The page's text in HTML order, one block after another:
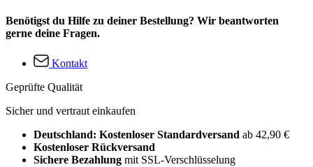
Benötigst du Hilfe zu deiner Bestellung? Wir beantworten
gerne deine Fragen.
Kontakt
Geprüfte Qualität
Sicher und vertraut einkaufen
Deutschland: Kostenloser Standardversand ab 42,90 €
Kostenloser Rückversand
Sichere Bezahlung mit SSL-Verschlüsselung